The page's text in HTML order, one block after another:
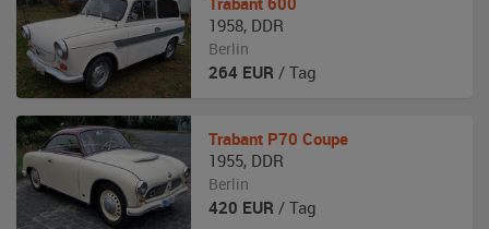
1958, DDR
Berlin
264 EUR / Tag
Trabant P70 Coupe
1955, DDR
Berlin
420 EUR / Tag